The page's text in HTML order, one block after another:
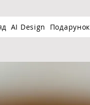
AI Design Подарунок